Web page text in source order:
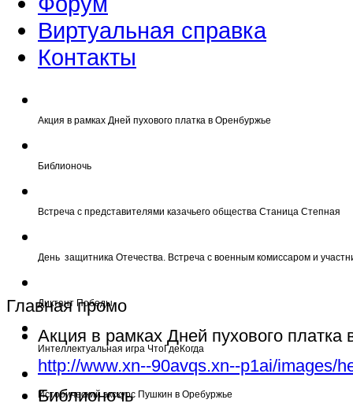
Виртуальная справка
Контакты
Акция в рамках Дней пухового платка в Оренбуржье
Библионочь
Встреча с представителями казачьего общества Станица Степная
День защитника Отечества. Встреча с военным комиссаром и
Диктант Победы
Интеллектуальная игра ЧтоГдеКогда
Исторический экскурс Пушкин в Оребуржье
Главная промо
Акция в рамках Дней пухового платка
http://www.xn--90avqs.xn--p1ai/images/
Библионочь